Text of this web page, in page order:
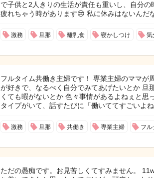
で子供と2人きりの生活が責任も重いし、自分
疲れちゃう時があります😢 私に休みはないんだ
激務 旦那 離乳食 寝かしつけ 気
フルタイム共働き主婦です！ 専業主婦のママが
が好きで、なるべく自分でみてあげたいとか 旦
くても暇がないとか 色々事情があるよねぇと思
タイプがいて、話すたびに「働いててすごいよ
激務 旦那 共働き 専業主婦 フル
ただの愚痴です。お見苦しくてすみません。